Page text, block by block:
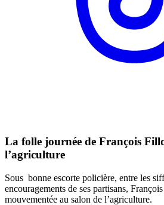
La folle journée de François
l’agriculture
Sous bonne escorte policière, entre les
encouragements de ses partisans,
mouvementée au salon de l’agriculture.